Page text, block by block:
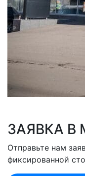
ЗАЯВКА В
Отправьте нам
фиксированной